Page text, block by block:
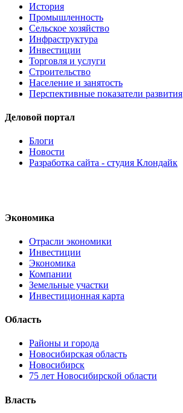
История
Промышленность
Сельское хозяйство
Инфраструктура
Инвестиции
Торговля и услуги
Строительство
Население и занятость
Перспективные показатели развития
Деловой портал
Блоги
Новости
Разработка сайта - студия Клондайк
Экономика
Отрасли экономики
Инвестиции
Экономика
Компании
Земельные участки
Инвестиционная карта
Область
Районы и города
Новосибирская область
Новосибирск
75 лет Новосибирской области
Власть